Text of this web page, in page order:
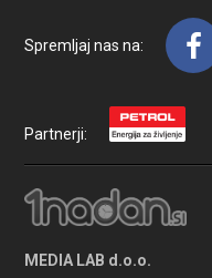
Spremljaj nas na:
Partnerji:
MEDIA LAB d.o.o.